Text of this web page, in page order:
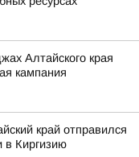
Алтайского края
кампания
край отправился
в Киргизию